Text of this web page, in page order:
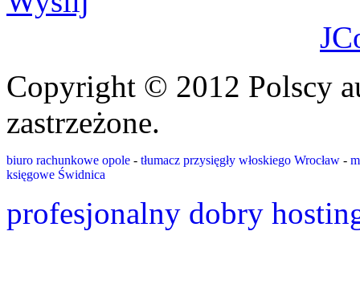
Copyright © 2012 Polscy
zastrzeżone.
biuro rachunkowe opole - tłumacz przysięgły włoskiego Wrocław -
księgowe Świdnica
profesjonalny dobry